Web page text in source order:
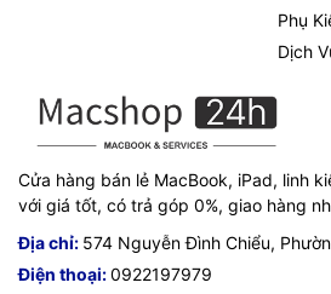
Phụ
Dịch
Cửa hàng bán lẻ MacBook, iPad, linh
với giá tốt, có trả góp 0%, giao hàng
Địa chỉ: 574 Nguyễn Đình Chiểu,
Điện thoại:0922197979